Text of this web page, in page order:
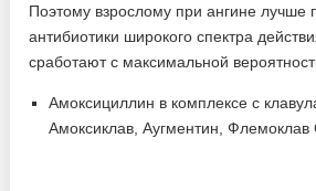
Поэтому взрослому при ангине лучше
антибиотики широкого спектра
сработают с максимальной
Амоксициллин в комплексе с
Амоксиклав, Аугментин,